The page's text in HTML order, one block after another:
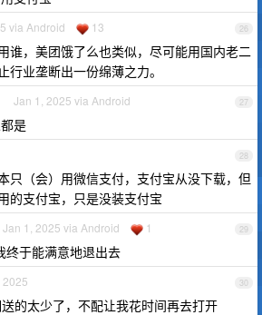
26
via Android 13
谁，美团饿了么也类似，尽可能用国内老二
行业垄断出一份绵薄之力。
27
Jan 1, 2025 via Android
是
28
只（会）用微信支付，支付宝从没下载，但
的支付宝，只是没装支付宝
29
Jan 1, 2025 via Android 1
终于能满意地退出去
30
2025
的太少了，不配让我花时间再去打开